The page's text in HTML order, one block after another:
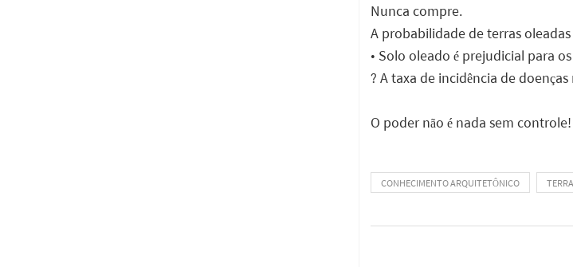
Nunca compre.
A probabilidade de terras
• Solo oleado é prejudicial para
? A taxa de incidência de
O poder não é nada sem controle!
CONHECIMENTO ARQUITETÔNICO TERRA